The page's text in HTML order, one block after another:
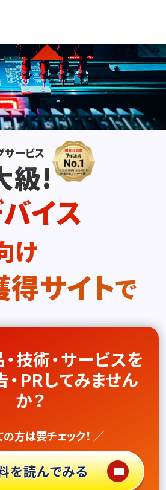
ービス
級!
イス
け
得サイトで
技術・サービスを
PRしてみません
か？
方は要チェック！ ／
を読んでみる